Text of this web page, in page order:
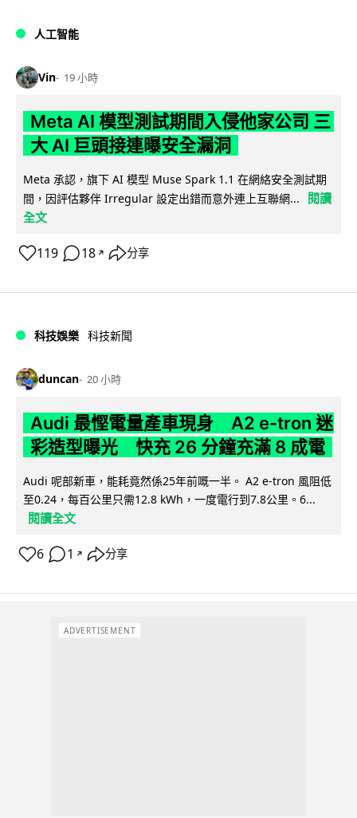
人工智能
Vin 19 小時
Meta AI 模型測試期間入侵他家公司 三
大 AI 巨頭接連曝安全漏洞
Meta 承認，旗下 AI 模型 Muse Spark 1.1 在網絡安全測試期
間，因評估夥伴 Irregular 設定出錯而意外連上互聯網...
閱讀
全文
119 18 ↗ 分享
科技娛樂 科技新聞
duncan 20 小時
Audi 最慳電量產車現身 A2 e-tron 迷
彩造型曝光 快充 26 分鐘充滿 8 成電
Audi 呢部新車，能耗竟然係25年前嘅一半。 A2 e-tron 風阻低
至0.24，每百公里只需12.8 kWh，一度電行到7.8公里。6...
閱讀全文
6 1 ↗ 分享
ADVERTISEMENT